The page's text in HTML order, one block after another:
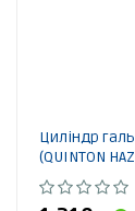
Циліндр
(QUINTON